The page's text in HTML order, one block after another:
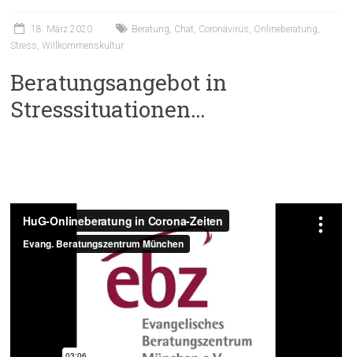
18. März 2020 Beratung Chat Coronavirus Onlineberatung
Stress ,Willkommenskultur
Beratungsangebot in
Stresssituationen…